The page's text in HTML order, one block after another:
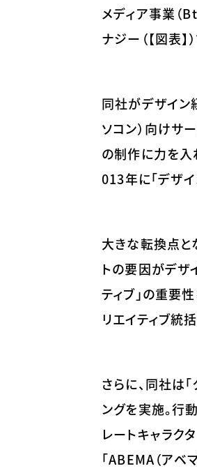
メディア事業（
ナジー（【図表
同社がデザイン
ソコン）向けサ
の制作に力を入
013年に「デザ
大きな転換点と
トの要因がデザ
ティブ」の重要
リエイティブ統
さらに、同社は
ングを実施。行
レートキャラク
「ABEMA（ア